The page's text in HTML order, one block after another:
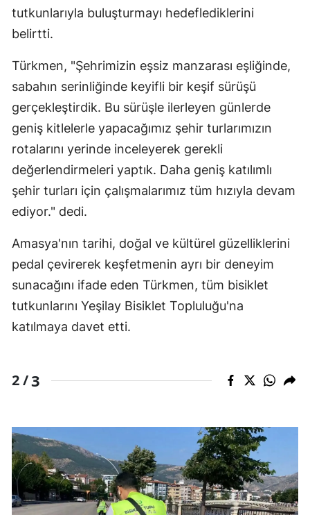
tutkunlarıyla buluşturmayı hedeflediklerini
belirtti.
Türkmen, "Şehrimizin eşsiz manzarası eşliğinde,
sabahın serinliğinde keyifli bir keşif sürüşü
gerçekleştirdik. Bu sürüşle ilerleyen günlerde
geniş kitlelerle yapacağımız şehir turlarımızın
rotalarını yerinde inceleyerek gerekli
değerlendirmeleri yaptık. Daha geniş katılımlı
şehir turları için çalışmalarımız tüm hızıyla devam
ediyor." dedi.
Amasya'nın tarihi, doğal ve kültürel güzelliklerini
pedal çevirerek keşfetmenin ayrı bir deneyim
sunacağını ifade eden Türkmen, tüm bisiklet
tutkunlarını Yeşilay Bisiklet Topluluğu'na
katılmaya davet etti.
2 /3